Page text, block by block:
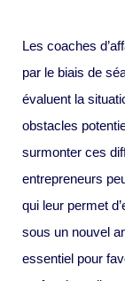
Les coaches
par le biais de
évaluent la
obstacles
surmonter ces
entrepreneurs
qui leur permet
sous un nouvel
essentiel pour